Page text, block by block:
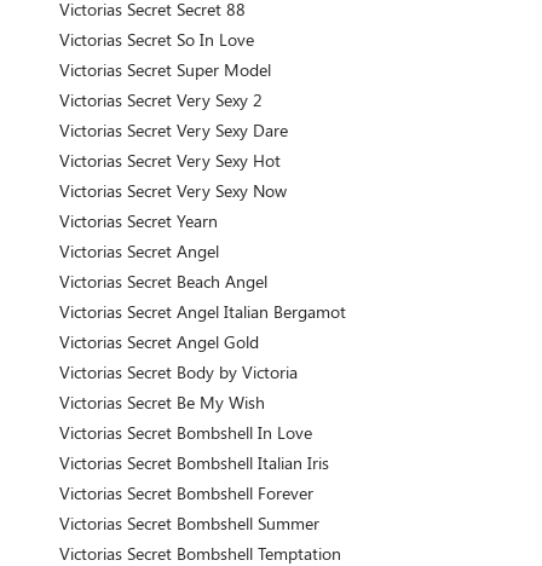
Victorias Secret Secret 88
Victorias Secret So In Love
Victorias Secret Super Model
Victorias Secret Very Sexy 2
Victorias Secret Very Sexy Dare
Victorias Secret Very Sexy Hot
Victorias Secret Very Sexy Now
Victorias Secret Yearn
Victorias Secret Angel
Victorias Secret Beach Angel
Victorias Secret Angel Italian Bergamot
Victorias Secret Angel Gold
Victorias Secret Body by Victoria
Victorias Secret Be My Wish
Victorias Secret Bombshell In Love
Victorias Secret Bombshell Italian Iris
Victorias Secret Bombshell Forever
Victorias Secret Bombshell Summer
Victorias Secret Bombshell Temptation